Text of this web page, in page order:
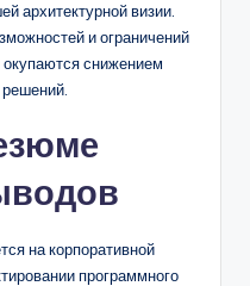
архитектурной визии.
и ограничений
снижением
на корпоративной
программного